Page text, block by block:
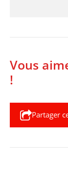
Vous
!
Partager